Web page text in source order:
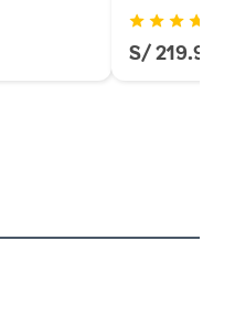
S/ 219.90